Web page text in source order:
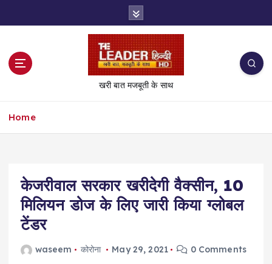
t
खरी बात मजबूती के साथ
Home
केजरीवाल सरकार खरीदेगी वैक्सीन, 10
मिलियन डोज के लिए जारी किया ग्लोबल
टेंडर
waseem कोरोना May 29, 2021 0 Comments